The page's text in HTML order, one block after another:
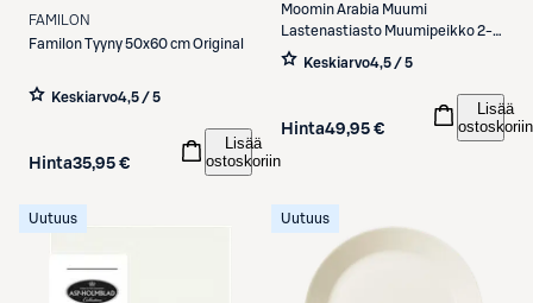
FAMILON
Familon Tyyny 50x60 cm Original
Keskiarvo4,5 / 5
Hinta35,95 €
Lisää
ostoskoriin
Moomin Arabia Muumi
Lastenastiasto Muumipeikko 2-
osainen
Keskiarvo4,5 / 5
Hinta49,95 €
Lisää
ostoskoriin
Uutuus Uutuus